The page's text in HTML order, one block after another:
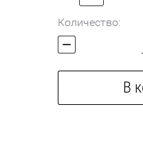
Количество:
В